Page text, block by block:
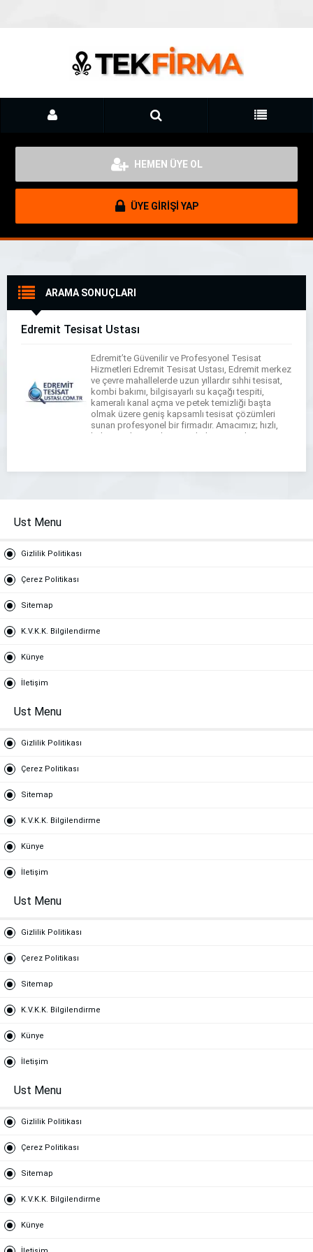
HEMEN ÜYE OL
ÜYE GİRİŞİ YAP
ARAMA SONUÇLARI
Edremit Tesisat Ustası
Edremit’te Güvenilir ve Profesyonel Tesisat
Hizmetleri Edremit Tesisat Ustası, Edremit merkez
ve çevre mahallelerde uzun yıllardır sıhhi tesisat,
kombi bakımı, bilgisayarlı su kaçağı tespiti,
kameralı kanal açma ve petek temizliği başta
olmak üzere geniş kapsamlı tesisat çözümleri
sunan profesyonel bir firmadır. Amacımız; hızlı,
kalıcı ve ekonomik çözümlerle müşterilerimizin
Ust Menu
Gizlilik Politikası
Çerez Politikası
Sitemap
K.V.K.K. Bilgilendirme
Künye
İletişim
Ust Menu
Gizlilik Politikası
Çerez Politikası
Sitemap
K.V.K.K. Bilgilendirme
Künye
İletişim
Ust Menu
Gizlilik Politikası
Çerez Politikası
Sitemap
K.V.K.K. Bilgilendirme
Künye
İletişim
Ust Menu
Gizlilik Politikası
Çerez Politikası
Sitemap
K.V.K.K. Bilgilendirme
Künye